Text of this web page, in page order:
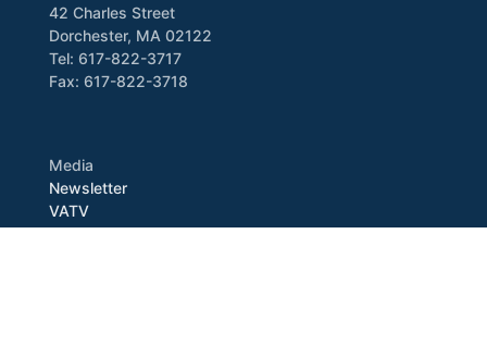
42 Charles Street
Dorchester, MA 02122
Tel: 617-822-3717
Fax: 617-822-3718
Media
Newsletter
VATV
Press Release